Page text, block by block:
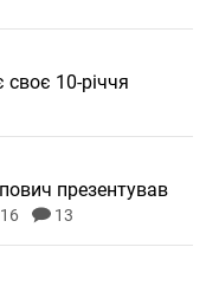
своє 10-річчя
презентував
13